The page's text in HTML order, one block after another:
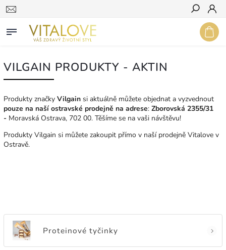
Hledat
VILGAIN PRODUKTY - AKTIN
Produkty značky Vilgain si aktuálně můžete objednat a vyzvednout
pouze na naší ostravské prodejně na adrese: Zborovská 2355/31
- Moravská Ostrava, 702 00. Těšíme se na vaši návštěvu!
Produkty Vilgain si můžete zakoupit přímo v naší prodejně Vitalove v
Ostravě.
Proteinové tyčinky